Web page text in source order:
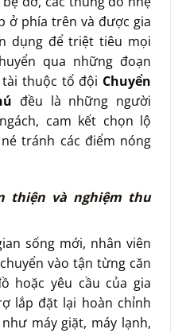
ở phía trên và được gia
dụng để triệt tiêu mọi
qua những đoạn
tài thuộc tổ đội Chuyển
đều là những người
cam kết chọn lộ
tránh các điểm nóng
thiện và nghiệm thu
sống mới, nhân viên
vào tận từng căn
hoặc yêu cầu của gia
lắp đặt lại hoàn chỉnh
máy giặt, máy lạnh,